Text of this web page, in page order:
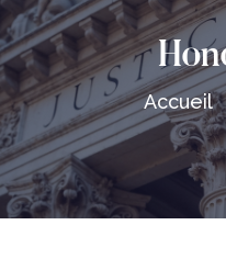
Accueil